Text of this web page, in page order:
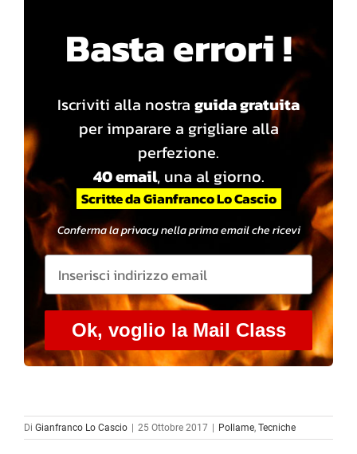
Basta errori !
Iscriviti alla nostra guida gratuita
per imparare a grigliare alla
perfezione.
40 email, una al giorno.
Scritte da Gianfranco Lo Cascio
Conferma la privacy nella prima email che ricevi
Ok, voglio la Mail Class
Di Gianfranco Lo Cascio 25 Ottobre 2017 Pollame, Tecniche